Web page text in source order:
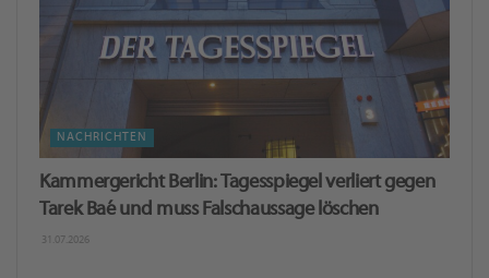
NACHRICHTEN
Kammergericht Berlin: Tagesspiegel verliert gegen
Tarek Baé und muss Falschaussage löschen
31.07.2026